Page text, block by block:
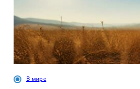
В мире